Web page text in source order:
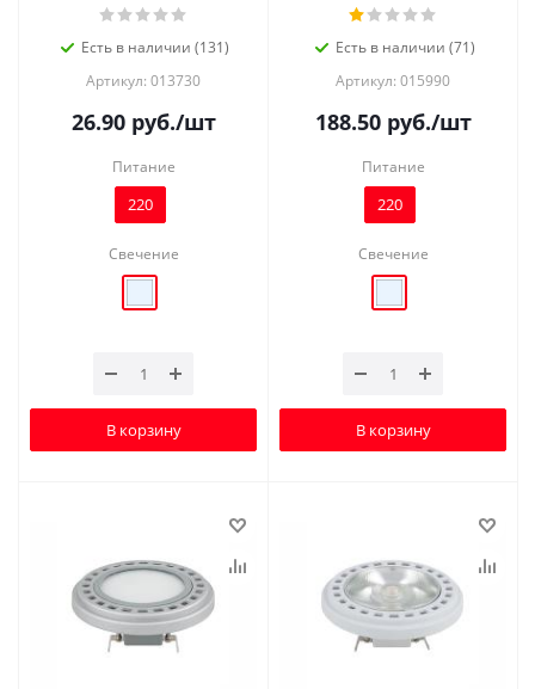
Есть в наличии (131)
Артикул: 013730
26.90руб./шт
Питание
220
Свечение
В корзину
Есть в наличии (71)
Артикул: 015990
188.50руб./шт
Питание
220
Свечение
В корзину